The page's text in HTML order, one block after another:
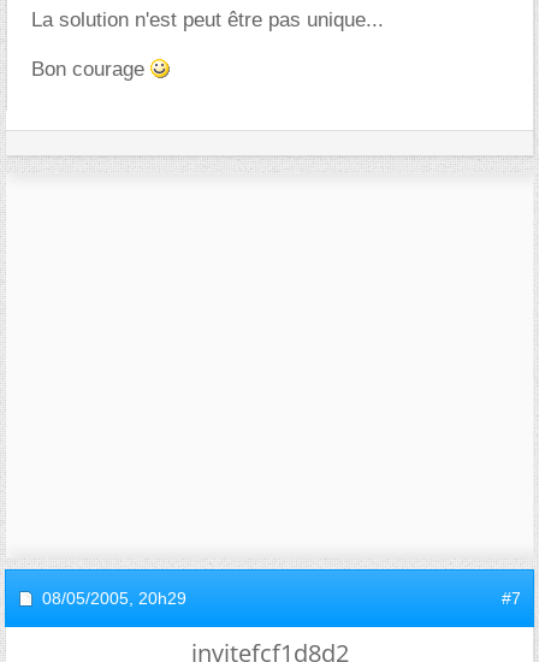
La solution n'est peut être pas unique...
Bon courage
08/05/2005, 20h29 #7
invitefcf1d8d2